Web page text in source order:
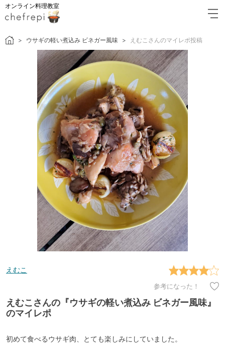
オンライン料理教室
ウサギの軽い煮込み ビネガー風味 えむこさんのマイレポ投稿
えむこ
参考になった！
えむこさんの『ウサギの軽い煮込み ビネガー風味』
のマイレポ
初めて食べるウサギ肉、とても楽しみにしていました。